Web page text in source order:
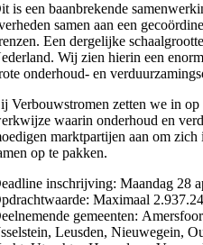
is een baanbrekende
samen aan een
Een dergelijke
Wij zien hierin een
onderhoud- en
Verbouwstromen zetten we in
waarin onderhoud en
marktpartijen aan om
op te pakken.
inschrijving: Maandag 28
Maximaal
gemeenten:
Leusden, Nieuwegein,